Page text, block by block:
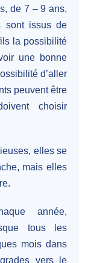
de 7 – 9 ans,
sont issus de
la possibilité
une bonne
d’aller
peuvent être
choisir
elles se
mais elles
année,
tous les
mois dans
vers le